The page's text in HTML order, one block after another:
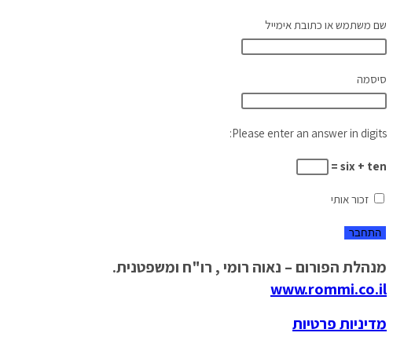
שם משתמש או כתובת אימייל
סיסמה
Please enter an answer in digits:
six + ten =
זכור אותי
מנהלת הפורום – נאוה רומי , רו"ח ומשפטנית.
www.rommi.co.il
מדיניות פרטיות